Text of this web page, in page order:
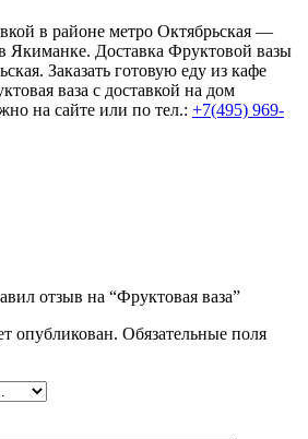
в районе метро Октябрьская —
Якиманке. Доставка Фруктовой вазы
Заказать готовую еду из кафе
ваза с доставкой на дом
на сайте или по тел.: +7(495) 969-
отзыв на “Фруктовая ваза”
опубликован. Обязательные поля